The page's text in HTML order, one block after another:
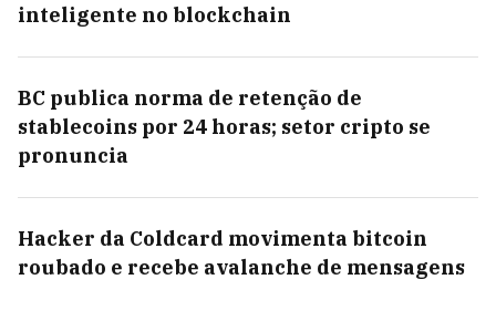
inteligente no blockchain
BC publica norma de retenção de
stablecoins por 24 horas; setor cripto se
pronuncia
Hacker da Coldcard movimenta bitcoin
roubado e recebe avalanche de mensagens